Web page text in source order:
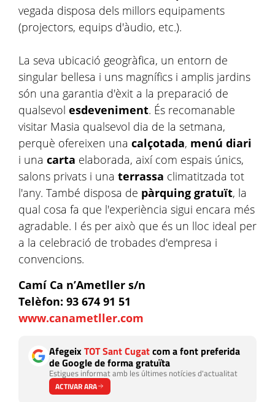
vegada disposa dels millors equipaments
(projectors, equips d'àudio, etc.).
La seva ubicació geogràfica, un entorn de
singular bellesa i uns magnífics i amplis jardins
són una garantia d'èxit a la preparació de
qualsevol esdeveniment. És recomanable
visitar Masia qualsevol dia de la setmana,
perquè ofereixen una calçotada, menú diari
i una carta elaborada, així com espais únics,
salons privats i una terrassa climatitzada tot
l'any. També disposa de pàrquing gratuït, la
qual cosa fa que l'experiència sigui encara més
agradable. I és per això que és un lloc ideal per
a la celebració de trobades d'empresa i
convencions.
Camí Ca n’Ametller s/n
Telèfon: 93 674 91 51
www.canametller.com
AfegeixTOT Sant Cugatcom a font preferida
de Google de forma gratuïta
Estigues informat amb les últimes notícies d'actualitat
ACTIVAR ARA